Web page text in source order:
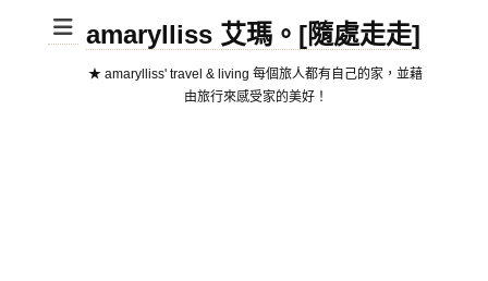
amarylliss 艾瑪。[隨處走走]
★ amarylliss' travel & living 每個旅人都有自己的家，並藉
由旅行來感受家的美好！